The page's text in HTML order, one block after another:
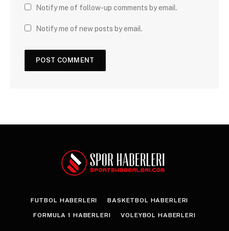
Notify me of follow-up comments by email.
Notify me of new posts by email.
FUTBOL HABERLERI BASKETBOL HABERLERI
FORMULA 1 HABERLERI VOLEYBOL HABERLERI